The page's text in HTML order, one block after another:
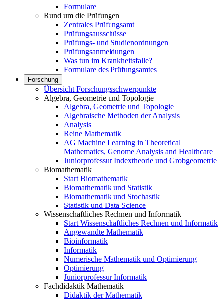
Formulare
Rund um die Prüfungen
Zentrales Prüfungsamt
Prüfungsausschüsse
Prüfungs- und Studienordnungen
Prüfungsanmeldungen
Was tun im Krankheitsfalle?
Formulare des Prüfungsamtes
Forschung
Übersicht Forschungsschwerpunkte
Algebra, Geometrie und Topologie
Algebra, Geometrie und Topologie
Algebraische Methoden der Analysis
Analysis
Reine Mathematik
AG Machine Learning in Theoretical
Mathematics, Genome Analysis and Healthcare
Juniorprofessur Indextheorie und Grobgeometrie
Biomathematik
Start Biomathematik
Biomathematik und Statistik
Biomathematik und Stochastik
Statistik und Data Science
Wissenschaftliches Rechnen und Informatik
Start Wissenschaftliches Rechnen und Informatik
Angewandte Mathematik
Bioinformatik
Informatik
Numerische Mathematik und Optimierung
Optimierung
Juniorprofessur Informatik
Fachdidaktik Mathematik
Didaktik der Mathematik